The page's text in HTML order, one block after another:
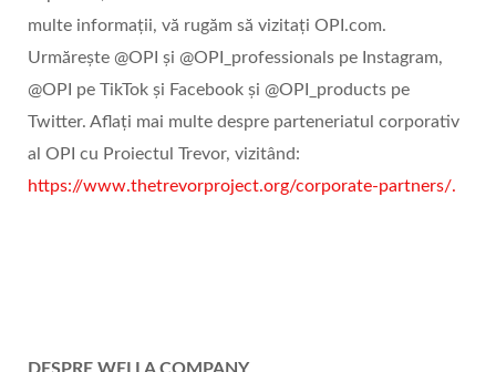
multe informații, vă rugăm să vizitați OPI.com.
Urmărește @OPI și @OPI_professionals pe Instagram,
@OPI pe TikTok și Facebook și @OPI_products pe
Twitter. Aflați mai multe despre parteneriatul corporativ
al OPI cu Proiectul Trevor, vizitând:
https://www.thetrevorproject.org/corporate-partners/.
DESPRE WELLA COMPANY